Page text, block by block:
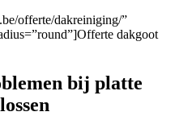
offerte/dakreiniging/”
dakgoot
bij platte